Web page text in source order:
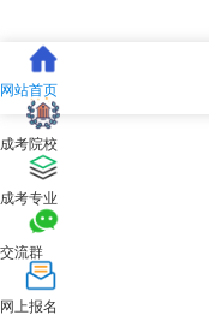
网站首页
成考院校
成考专业
交流群
网上报名